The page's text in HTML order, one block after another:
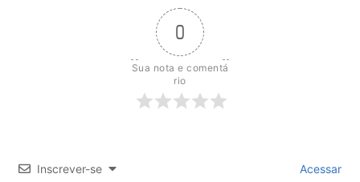
0
Sua nota e comentá
rio
Inscrever-se Acessar